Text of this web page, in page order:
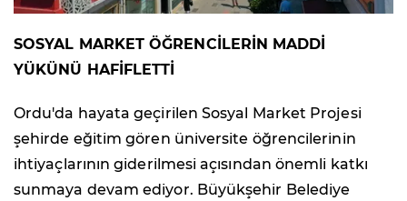
SOSYAL MARKET ÖĞRENCİLERİN MADDİ
YÜKÜNÜ HAFİFLETTİ
Ordu'da hayata geçirilen Sosyal Market Projesi
şehirde eğitim gören üniversite öğrencilerinin
ihtiyaçlarının giderilmesi açısından önemli katkı
sunmaya devam ediyor. Büyükşehir Belediye